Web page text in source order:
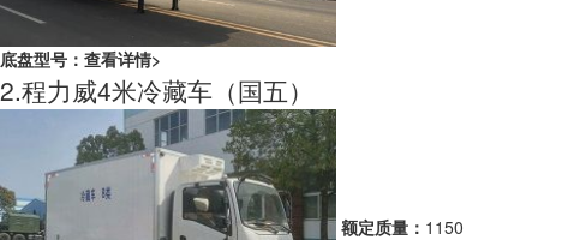
底盘型号： 查看详情>
2.程力威4米冷藏车（国五）
额定质量： 1150